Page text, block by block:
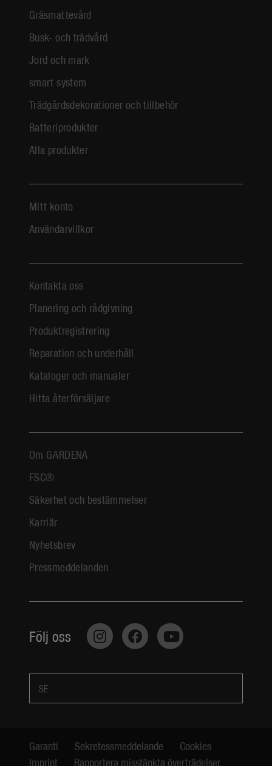
Gräsmattevård
Busk- och trädvård
Jord och mark
smart system
Trädgårdsdekorationer och tillbehör
Batteriprodukter
Alla produkter
Mitt konto
Användarvillkor
Kontakta oss
Planering och rådgivning
Produktregistrering
Reparation och underhåll
Kataloger och manualer
Hitta återförsäljare
Om GARDENA
FSC®
Säkerhet och bestämmelser
Karriär
Nyhetsbrev
Pressmeddelanden
Följ oss
SE
Garanti Sekretessmeddelande
Cookies
Imprint
Rapportera misstänkta överträdelser